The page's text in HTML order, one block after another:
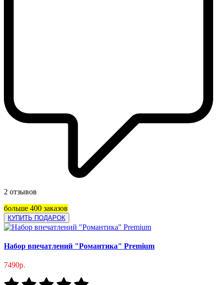
2 отзывов
больше 400 заказов
КУПИТЬ ПОДАРОК
Набор впечатлений "Романтика" Premium
7490р.